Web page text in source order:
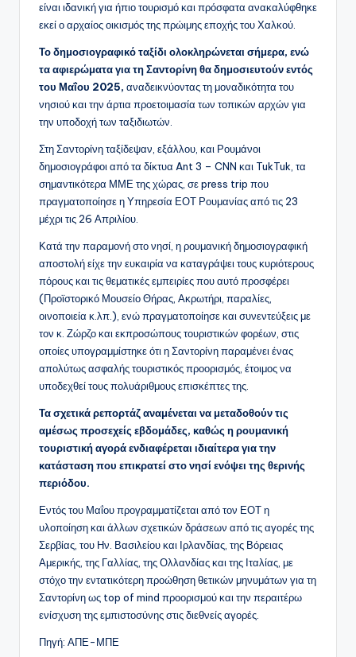
είναι ιδανική για ήπιο τουρισμό και πρόσφατα ανακαλύφθηκε
εκεί ο αρχαίος οικισμός της πρώιμης εποχής του Χαλκού.
Το δημοσιογραφικό ταξίδι ολοκληρώνεται σήμερα, ενώ
τα αφιερώματα για τη Σαντορίνη θα δημοσιευτούν εντός
του Μαΐου 2025, αναδεικνύοντας τη μοναδικότητα του
νησιού και την άρτια προετοιμασία των τοπικών αρχών για
την υποδοχή των ταξιδιωτών.
Στη Σαντορίνη ταξίδεψαν, εξάλλου, και Ρουμάνοι
δημοσιογράφοι από τα δίκτυα Ant 3 – CNN και TukTuk, τα
σημαντικότερα ΜΜΕ της χώρας, σε press trip που
πραγματοποίησε η Υπηρεσία ΕΟΤ Ρουμανίας από τις 23
μέχρι τις 26 Απριλίου.
Κατά την παραμονή στο νησί, η ρουμανική δημοσιογραφική
αποστολή είχε την ευκαιρία να καταγράψει τους κυριότερους
πόρους και τις θεματικές εμπειρίες που αυτό προσφέρει
(Προϊστορικό Μουσείο Θήρας, Ακρωτήρι, παραλίες,
οινοποιεία κ.λπ.), ενώ πραγματοποίησε και συνεντεύξεις με
τον κ. Ζώρζο και εκπροσώπους τουριστικών φορέων, στις
οποίες υπογραμμίστηκε ότι η Σαντορίνη παραμένει ένας
απολύτως ασφαλής τουριστικός προορισμός, έτοιμος να
υποδεχθεί τους πολυάριθμους επισκέπτες της.
Τα σχετικά ρεπορτάζ αναμένεται να μεταδοθούν τις
αμέσως προσεχείς εβδομάδες, καθώς η ρουμανική
τουριστική αγορά ενδιαφέρεται ιδιαίτερα για την
κατάσταση που επικρατεί στο νησί ενόψει της θερινής
περιόδου.
Εντός του Μαΐου προγραμματίζεται από τον ΕΟΤ η
υλοποίηση και άλλων σχετικών δράσεων από τις αγορές της
Σερβίας, του Ην. Βασιλείου και Ιρλανδίας, της Βόρειας
Αμερικής, της Γαλλίας, της Ολλανδίας και της Ιταλίας, με
στόχο την εντατικότερη προώθηση θετικών μηνυμάτων για τη
Σαντορίνη ως top of mind προορισμού και την περαιτέρω
ενίσχυση της εμπιστοσύνης στις διεθνείς αγορές.
Πηγή: ΑΠΕ-ΜΠΕ